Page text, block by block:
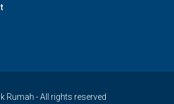
Rumah - All rights reserved